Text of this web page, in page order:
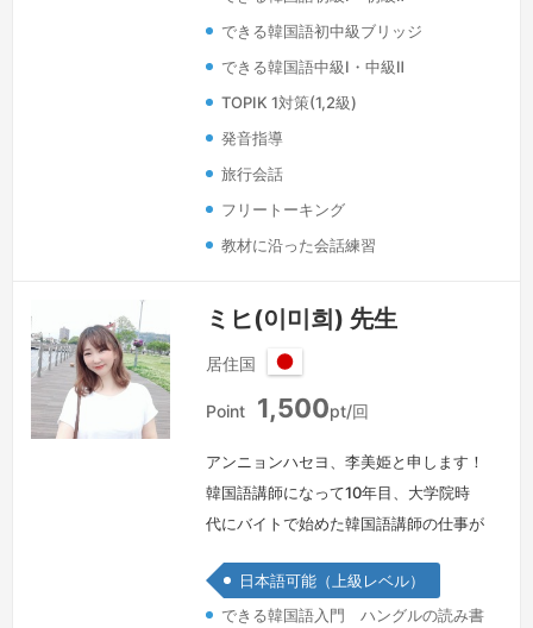
語の勉強をどの方法で始めればいいかわ
からない、発音の覚え方がわからない、
聞き取りが難しい」などの悩みをよく聞
できる韓国語初中級ブリッジ
できる韓国語中級Ⅰ・中級Ⅱ
TOPIK 1対策(1,2級)
発音指導
旅行会話
フリートーキング
教材に沿った会話練習
ミヒ(이미희) 先生
居住国
日
本
Point 1,500pt/回
アンニョンハセヨ、李美姫と申します！
韓国語講師になって10年目、大学院時
代にバイトで始めた韓国語講師の仕事が
業は単なる仕事ではなく、みんなと過ご
せる楽しい時間であり、学生のみなさん
日本語可能（上級レベル）
できる韓国語入門 ハングルの読み書